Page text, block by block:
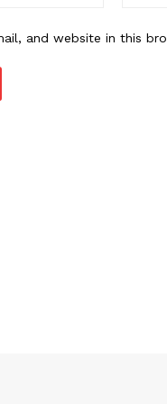
and website in this